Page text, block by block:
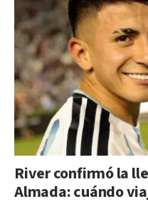
River confirmó la
Almada: cuándo